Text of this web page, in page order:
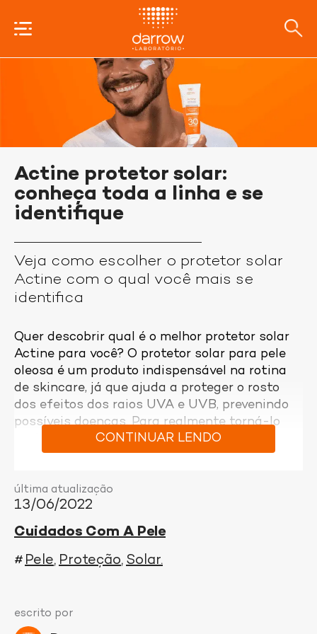
Actine protetor solar:
conheça toda a linha e se
identifique
Veja como escolher o protetor solar
Actine com o qual você mais se
identifica
Quer descobrir qual é o melhor protetor solar
Actine para você? O protetor solar para pele
oleosa é um produto indispensável na rotina
de skincare, já que ajuda a proteger o rosto
dos efeitos dos raios UVA e UVB, prevenindo
possíveis doenças. Para realmente torná-lo
parte dos cuidados com a pele oleosa e com
acne, é preciso escolher um protetor solar
de vida. A linha Actine, além de ser a mais
prescrita pelos dermatologistas, tem várias
opções de filtro solar para proteger a pele,
controlar a oleosidade, reduzir os poros e
prevenir a acne. Conheça as três linhas de
Protetor solar para pele oleosa Actine Ultra
CONTINUAR LENDO
última atualização
13/06/2022
Cuidados Com A Pele
# Pele Proteção Solar
escrito por